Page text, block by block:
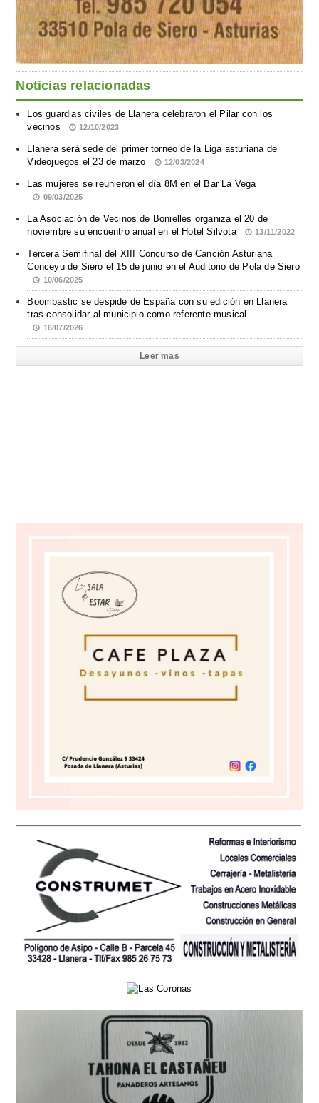
Noticias relacionadas
Los guardias civiles de Llanera celebraron el Pilar con los
vecinos
12/10/2023
Llanera será sede del primer torneo de la Liga asturiana de
Videojuegos el 23 de marzo
12/03/2024
Las mujeres se reunieron el día 8M en el Bar La Vega
09/03/2025
La Asociación de Vecinos de Bonielles organiza el 20 de
noviembre su encuentro anual en el Hotel Silvota
13/11/2022
Tercera Semifinal del XIII Concurso de Canción Asturiana
Conceyu de Siero el 15 de junio en el Auditorio de Pola de Siero
10/06/2025
Boombastic se despide de España con su edición en Llanera
tras consolidar al municipio como referente musical
16/07/2026
Leer mas